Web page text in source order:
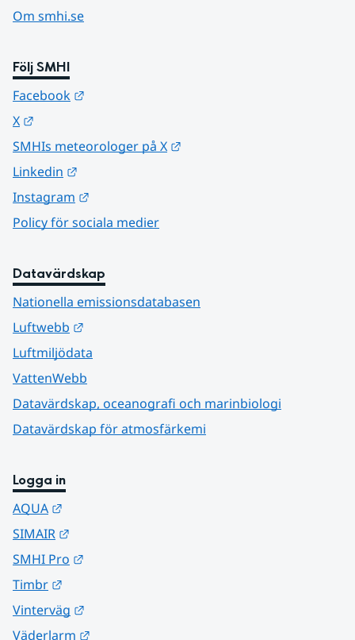
Om smhi.se
Följ SMHI
Facebook
X
SMHIs meteorologer på X
Linkedin
Instagram
Policy för sociala medier
Datavärdskap
Nationella emissionsdatabasen
Luftwebb
Luftmiljödata
VattenWebb
Datavärdskap, oceanografi och marinbiologi
Datavärdskap för atmosfärkemi
Logga in
AQUA
SIMAIR
SMHI Pro
Timbr
Vinterväg
Väderlarm